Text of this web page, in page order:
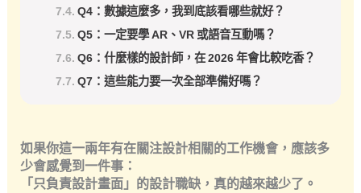
Q4：數據這麼多，我到底該看哪些就好？
Q5：一定要學 AR、VR 或語音互動嗎？
Q6：什麼樣的設計師，在 2026 年會比較吃香？
Q7：這些能力要一次全部準備好嗎？
如果你這一兩年有在關注設計相關的工作機會，應該多
少會感覺到一件事：
「只負責設計畫面」的設計職缺，真的越來越少了。